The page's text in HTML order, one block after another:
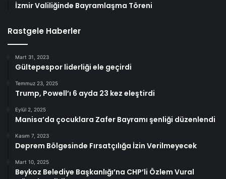
İzmir Valiliğinde Bayramlaşma Töreni
Rastgele Haberler
Mart 31, 2023
Gültepespor liderliği ele geçirdi
Temmuz 23, 2025
Trump, Powell’ı 6 ayda 23 kez eleştirdi
Eylül 2, 2025
Manisa’da çocuklara Zafer Bayramı şenliği düzenlendi
Kasım 7, 2023
Deprem Bölgesinde Fırsatçılığa İzin Verilmeyecek
Mart 10, 2025
Beykoz Belediye Başkanlığı’na CHP’li Özlem Vural